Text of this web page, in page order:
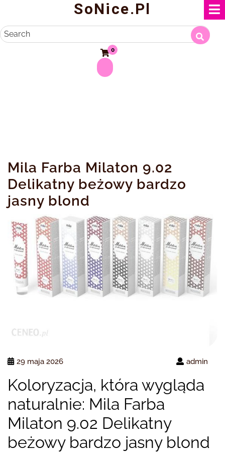
content
SoNice.pl
Search
0
Mila Farba Milaton 9.02
Delikatny beżowy bardzo
jasny blond
29 maja 2026 admin
Koloryzacja, która wygląda
naturalnie: Mila Farba
Milaton 9.02 Delikatny
beżowy bardzo jasny blond